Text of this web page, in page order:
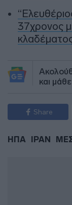
37χρονος
και
Share
ΗΠΑ ΙΡΑΝ